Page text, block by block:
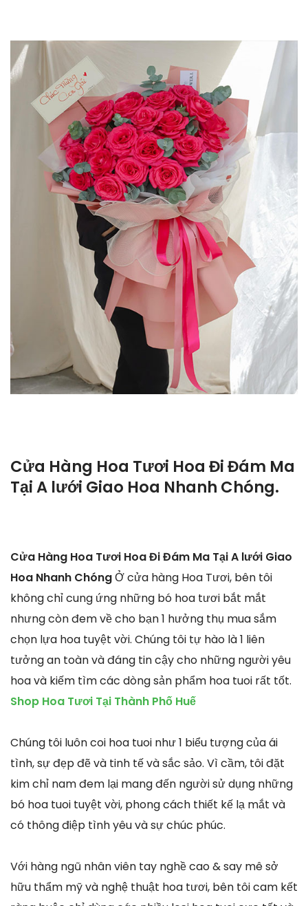
Cửa Hàng Hoa Tươi Hoa Đi Đám Ma
Tại A lưới Giao Hoa Nhanh Chóng.
Cửa Hàng Hoa Tươi Hoa Đi Đám Ma Tại A lưới Giao
Hoa Nhanh ChóngỞ cửa hàng Hoa Tươi, bên tôi
không chỉ cung ứng những bó hoa tươi bắt mắt
nhưng còn đem về cho bạn 1 hưởng thụ mua sắm
chọn lựa hoa tuyệt vời. Chúng tôi tự hào là 1 liên
tưởng an toàn và đáng tin cậy cho những người yêu
hoa và kiếm tìm các dòng sản phẩm hoa tuoi rất tốt.
Shop Hoa Tươi Tại Thành Phố Huế
Chúng tôi luôn coi hoa tuoi như 1 biểu tượng của ái
tình, sự đẹp đẽ và tinh tế và sắc sảo. Vì cầm, tôi đặt
kim chỉ nam đem lại mang đến người sử dụng những
bó hoa tuoi tuyệt vời, phong cách thiết kế lạ mắt và
có thông điệp tình yêu và sự chúc phúc.
Với hàng ngũ nhân viên tay nghề cao & say mê sở
hữu thẩm mỹ và nghệ thuật hoa tươi, bên tôi cam kết